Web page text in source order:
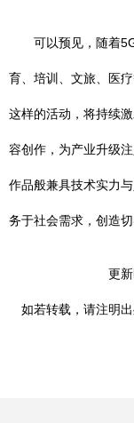
可以预见，随着
育、培训、文旅、医
这样的活动，将持续
容创作，为产业升级
作品般兼具技术实力
务于社会需求，创造切
更
如若转载，请注明